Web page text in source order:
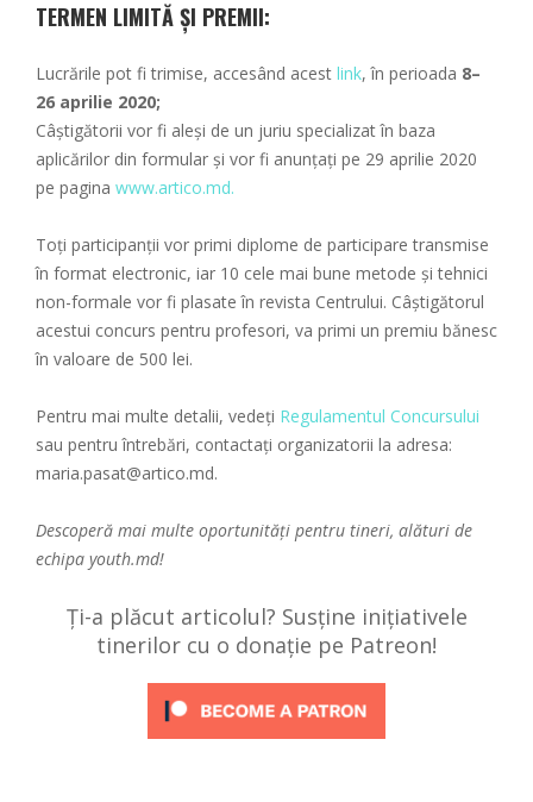
TERMEN LIMITĂ ȘI PREMII:
Lucrările pot fi trimise, accesând acest link, în perioada 8–
26 aprilie 2020;
Câștigătorii vor fi aleși de un juriu specializat în baza
aplicărilor din formular și vor fi anunțați pe 29 aprilie 2020
pe pagina www.artico.md.
Toți participanții vor primi diplome de participare transmise
în format electronic, iar 10 cele mai bune metode și tehnici
non-formale vor fi plasate în revista Centrului. Câștigătorul
acestui concurs pentru profesori, va primi un premiu bănesc
în valoare de 500 lei.
Pentru mai multe detalii, vedeți Regulamentul Concursului
sau pentru întrebări, contactați organizatorii la adresa:
maria.pasat@artico.md.
Descoperă mai multe oportunități pentru tineri, alături de
echipa youth.md!
Ți-a plăcut articolul? Susține inițiativele
tinerilor cu o donație pe Patreon!